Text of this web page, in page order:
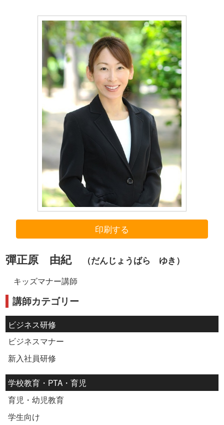
印刷する
彈正原 由紀 （だんじょうばら ゆき）
キッズマナー講師
講師カテゴリー
ビジネス研修
ビジネスマナー
新入社員研修
学校教育・PTA・育児
育児・幼児教育
学生向け